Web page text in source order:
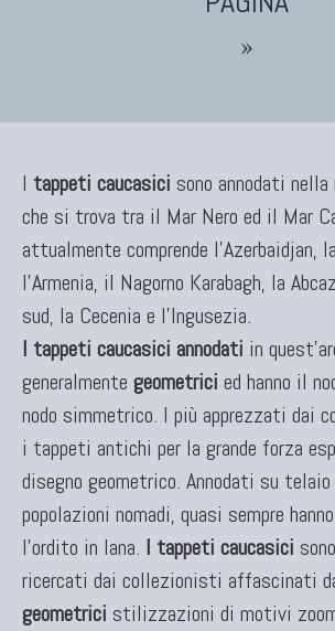
Marco Nereo Rotelli
Vito Catalano
TAPPETI PERSIANI
Tappeti Persiani Antichi
Tappeti Persiani Vecchi
Tappeti Persiani Nuovi
Tappeti Persiani Moderni
»
I tappeti caucasici sono annodati nella
che si trova tra il Mar Nero ed il Mar
attualmente comprende l'Azerbaidjan,
l'Armenia, il Nagorno Karabagh, la
sud, la Cecenia e l'Ingusezia.
I tappeti caucasici annodati in
generalmente geometrici ed hanno il
nodo simmetrico. I più apprezzati dai
i tappeti antichi per la grande forza
disegno geometrico. Annodati su
popolazioni nomadi, quasi sempre
l'ordito in lana. I tappeti caucasici
ricercati dai collezionisti affascinati
geometrici stilizzazioni di motivi